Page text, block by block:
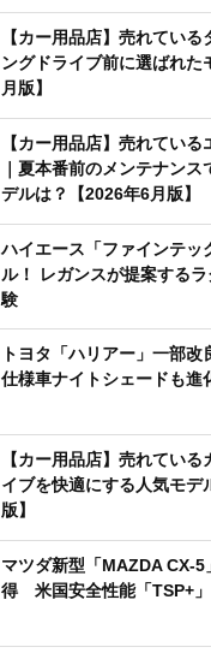
【カー用品店】売れてい
ングドライブ前に選ばれた
月版】
【カー用品店】売れてい
｜夏本番前のメンテナン
デルは？【2026年6月版】
ハイエース「ファインテッ
ル！ レガンスが提案する
験
トヨタ「ハリアー」一部
仕様車ナイトシェードも進
【カー用品店】売れてい
イブを快適にする人気モデ
版】
マツダ新型「MAZDA CX-
得 米国安全性能「TSP+